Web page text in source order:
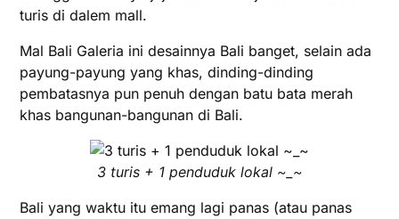
turis di dalem mall.
Mal Bali Galeria ini desainnya Bali banget, selain ada
payung-payung yang khas, dinding-dinding
pembatasnya pun penuh dengan batu bata merah
khas bangunan-bangunan di Bali.
3 turis + 1 penduduk lokal ~_~
Bali yang waktu itu emang lagi panas (atau panas